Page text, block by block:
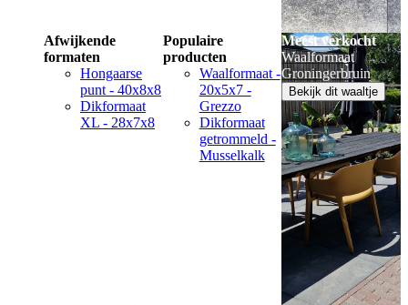
Afwijkende
formaten
Hongaarse
punt - 40x8x8
Dikformaat
XL - 28x7x8
Populaire
producten
Waalformaat -
20x5x7 -
Grezzo
Dikformaat
getrommeld -
Musselkalk
Meest verkocht
Waalformaat
Groningerbruin
Bekijk dit waaltje